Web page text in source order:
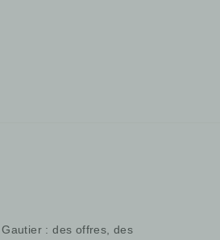
: des offres, des